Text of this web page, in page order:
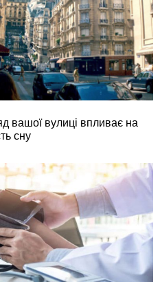
вашої вулиці впливає на
сну